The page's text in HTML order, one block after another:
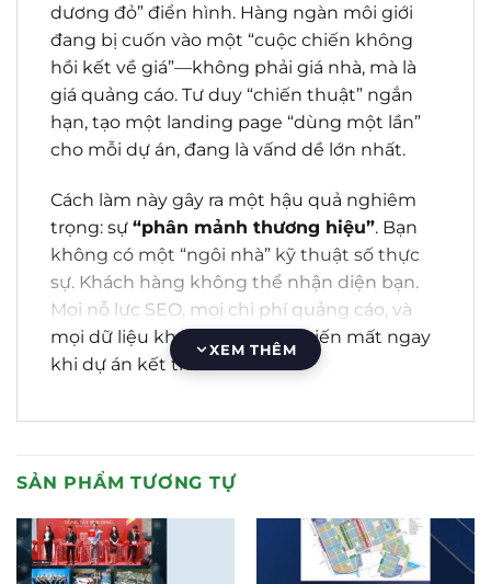
dương đỏ” điển hình. Hàng ngàn môi giới
đang bị cuốn vào một “cuộc chiến không
hồi kết về giá”—không phải giá nhà, mà là
giá quảng cáo. Tư duy “chiến thuật” ngắn
hạn, tạo một landing page “dùng một lần”
cho mỗi dự án, đang là vấnd dề lớn nhất.
Cách làm này gây ra một hậu quả nghiêm
trọng: sự “phân mảnh thương hiệu”. Bạn
không có một “ngôi nhà” kỹ thuật số thực
sự. Khách hàng không thể nhận diện bạn.
Mọi nỗ lực SEO, mọi chi phí quảng cáo, và
mọi dữ liệu khách hàng đều biến mất ngay
khi dự án kết thúc.
“người bán hàng” đơn thuần thành một
“chuyên gia tư vấn chiến lược”.Mẫu web
bất động sản
không phải là một
“theme” thông thường. Nó là mộtNền tảng
XEM THÊM
SẢN PHẨM TƯƠNG TỰ